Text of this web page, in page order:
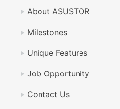
About ASUSTOR
Milestones
Unique Features
Job Opportunity
Contact Us